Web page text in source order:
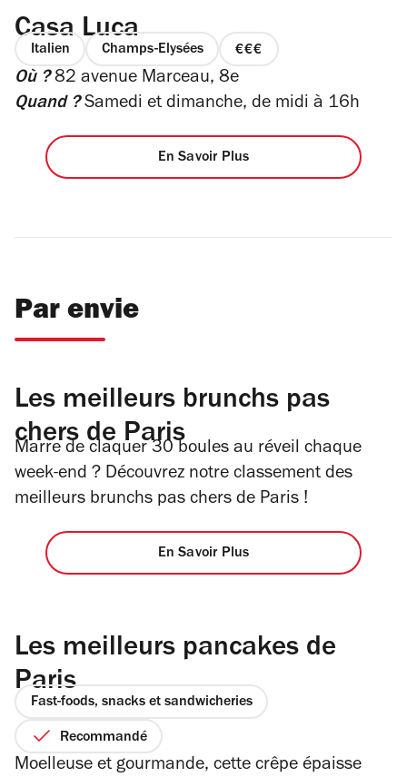
Casa Luca
Italien Champs-Elysées
prix
sur
Où ?82 avenue Marceau, 8e
Quand ?Samedi et dimanche, de midi à 16h
En Savoir Plus
Par envie
Les meilleurs brunchs pas
chers de Paris
Marre de claquer 30 boules au réveil chaque
week-end ? Découvrez notre classement des
meilleurs brunchs pas chers de Paris !
En Savoir Plus
Les meilleurs pancakes de
Paris
Fast-foods, snacks et sandwicheries
Recommandé
Moelleuse et gourmande, cette crêpe épaisse